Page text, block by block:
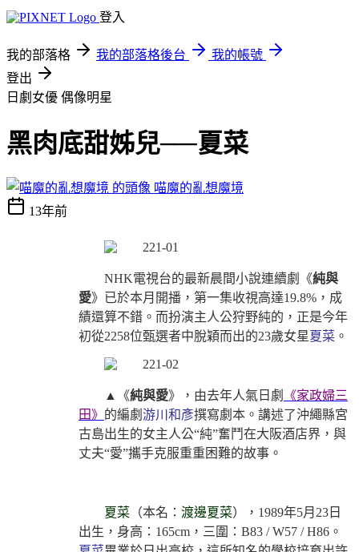
登入
我的部落格 我的部落格後台
我的帳號
登出
日劇女優 偶像明星
黑肉底甜姊兒──夏菜
喵魔的亂想魔境
13年前
NHK電視台的最新晨間小說連續劇《純與
愛》已於本月開播，第一集收視高達19.8%，成
績還算不錯。而扮演主人公狩野純的，正是今年
初從2258位甄選者中脫穎而出的23歲女星夏菜 。
▲《純與愛》，由去年人氣日劇
《家政婦三
田》 的編劇 游川和彥撰寫劇本。講述了沖繩縣宮
古島出生的女主人公“純”奮鬥在大阪酒店界，與
丈夫“愛”攜手克服重重困難的故事。
夏菜 （本名： 渡邊夏菜） ， 1989年5月23日
出生，身高：165cm，三圍：B83 / W57 / H86。